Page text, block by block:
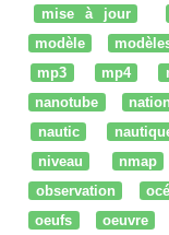
mise à jour
modèle
mp3
mp4
nanotube
nautic
niveau
nmap
observation
oeufs
oeuvre